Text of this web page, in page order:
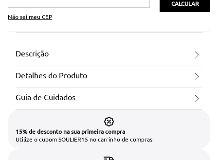
Não sei meu CEP
Descrição
Detalhes do Produto
Guia de Cuidados
15% de desconto na sua primeira compra
Utilize o cupom SOULIER15 no carrinho de compras